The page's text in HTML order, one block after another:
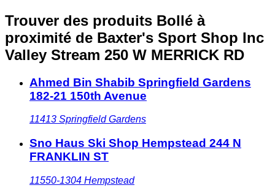
Trouver des produits Bollé à
proximité de Baxter's Sport Shop Inc
Valley Stream 250 W MERRICK RD
Ahmed Bin Shabib Springfield Gardens
182-21 150th Avenue
11413 Springfield Gardens
Sno Haus Ski Shop Hempstead 244 N
FRANKLIN ST
11550-1304 Hempstead